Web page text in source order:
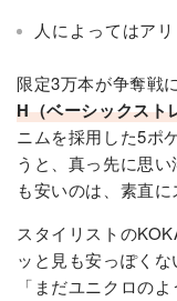
人によってはアリ
限定3万本が争奪戦
H（ベーシックスト
ニムを採用した5ポ
うと、真っ先に思
も安いのは、素直に
スタイリストの
ッと見も安っぽく
「まだユニクロの